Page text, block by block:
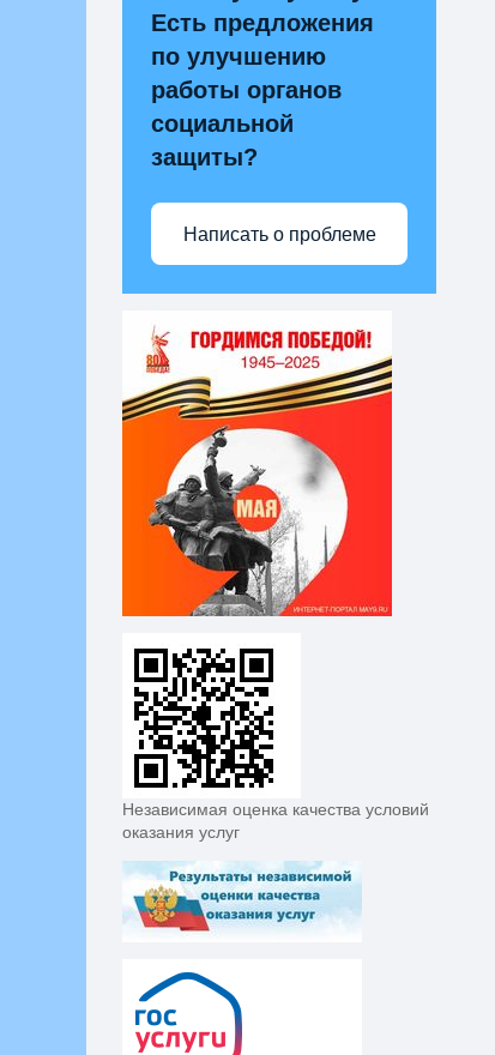
Есть предложения
по улучшению
работы органов
социальной
защиты?
Написать о проблеме
Независимая оценка качества условий
оказания услуг